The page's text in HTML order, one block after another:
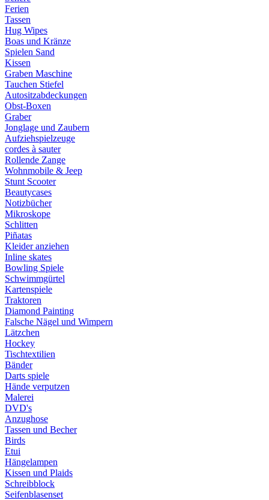
Ferien
Tassen
Hug Wipes
Boas und Kränze
Spielen Sand
Kissen
Graben Maschine
Tauchen Stiefel
Autositzabdeckungen
Obst-Boxen
Graber
Jonglage und Zaubern
Aufziehspielzeuge
cordes à sauter
Rollende Zange
Wohnmobile & Jeep
Stunt Scooter
Beautycases
Notizbücher
Mikroskope
Schlitten
Piñatas
Kleider anziehen
Inline skates
Bowling Spiele
Schwimmgürtel
Kartenspiele
Traktoren
Diamond Painting
Falsche Nägel und Wimpern
Lätzchen
Hockey
Tischtextilien
Bänder
Darts spiele
Hände verputzen
Malerei
DVD's
Anzughose
Tassen und Becher
Birds
Etui
Hängelampen
Kissen und Plaids
Schreibblock
Seifenblasenset